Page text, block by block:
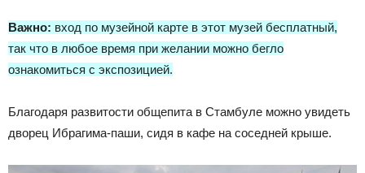
Важно: вход по музейной карте в этот музей бесплатный,
так что в любое время при желании можно бегло
ознакомиться с экспозицией.
Благодаря развитости общепита в Стамбуле можно увидеть
дворец Ибрагима-паши, сидя в кафе на соседней крыше.